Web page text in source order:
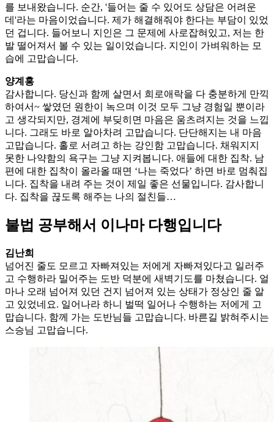
를 보내왔습니다. 순간, '들어는 줄 수 있어도 상담은 어려운
데'라는 마음이었습니다. 제가 해결해줘야 한다는 부담이 있었
던 겁니다. 들어보니 지인은 그 문제에 사로잡혀있고, 저는 한
발 떨어져서 볼 수 있는 일이었습니다. 지인이 가벼워하는 모
습에 고맙습니다.
양계홍
감사합니다. 당신과 함께 살면서 희로애락을 다 충분하게 만끽
하여서~ 쌓였던 원한이 녹으며 이것 모두 그냥 경험일 뿐이라
고 생각되지만, 경계에 부딪히면 마음은 움츠려지는 것을 느낍
니다. 그래도 바로 알아차려 고맙습니다. 단단해지는 내 마음
고맙습니다. 홀로 서려고 하는 강인함 고맙습니다. 채워지지
못한 나약함의 욕구는 그냥 지켜봅니다. 애들에 대한 집착. 남
편에 대한 집착이 올라올 때면 ‘나는 죽었다’ 하면 바로 멈춰집
니다. 집착을 내려 주는 것이 제일 좋은 선물입니다. 감사합니
다. 집착을 끊도록 해주는 나의 절친들…
불법 공부해서 이나마 다행입니다
김난희
넘어진 줄도 모르고 자빠져있는 저에게 자빠져있다고 일러주
고 수행하라 밀어주는 도반 덕분에 새벽기도를 마쳤습니다. 얼
마나 오래 넘어져 있던 건지 넘어져 있는 상태가 정상인 줄 알
고 있었네요. 일어나라 하니 벌떡 일어나 수행하는 저에게 고
맙습니다. 함께 가는 도반님들 고맙습니다. 바른길 밝혀주시는
스승님 고맙습니다.